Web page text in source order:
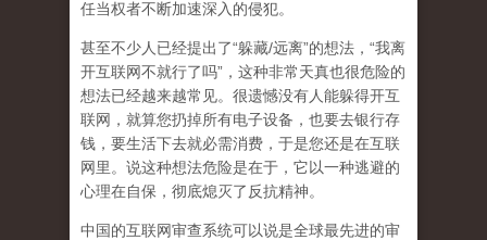
任当权者不断加速深入的侵犯。
甚至不少人已经提出了“躲藏/远离”的想法，“我离
开互联网不就行了吗”，这种非常天真也很危险的
想法已经越来越常见。很遗憾没有人能躲得开互
联网，就算您扔掉所有电子设备，也要去银行存
钱，要生活下去就必需消费，于是您还是在互联
网里。说这种想法危险是在于，它以一种逃避的
心理在自保，彻底熄灭了反抗精神。
中国的互联网审查系统可以说是全球最先进的审